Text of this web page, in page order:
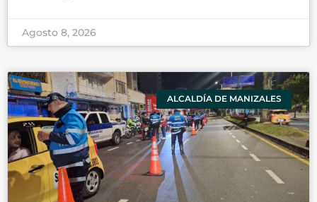
Agosto 8, 2026
ALCALDÍA DE MANIZALES